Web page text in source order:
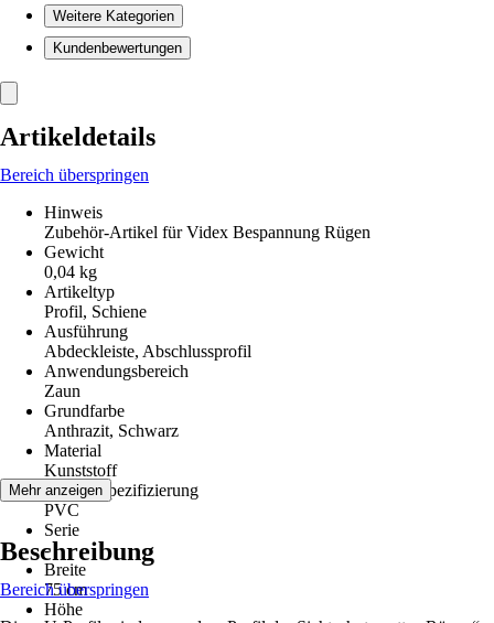
Weitere Kategorien
Kundenbewertungen
Artikeldetails
Bereich überspringen
Hinweis
Zubehör-Artikel für Videx Bespannung Rügen
Gewicht
0,04 kg
Artikeltyp
Profil, Schiene
Ausführung
Abdeckleiste, Abschlussprofil
Anwendungsbereich
Zaun
Grundfarbe
Anthrazit, Schwarz
Material
Kunststoff
Materialspezifizierung
PVC
Serie
-
Breite
75 cm
Höhe
Mehr anzeigen
Beschreibung
Bereich überspringen